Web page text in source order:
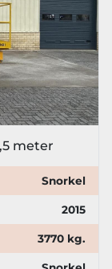
meter
Snorkel
2015
3770 kg.